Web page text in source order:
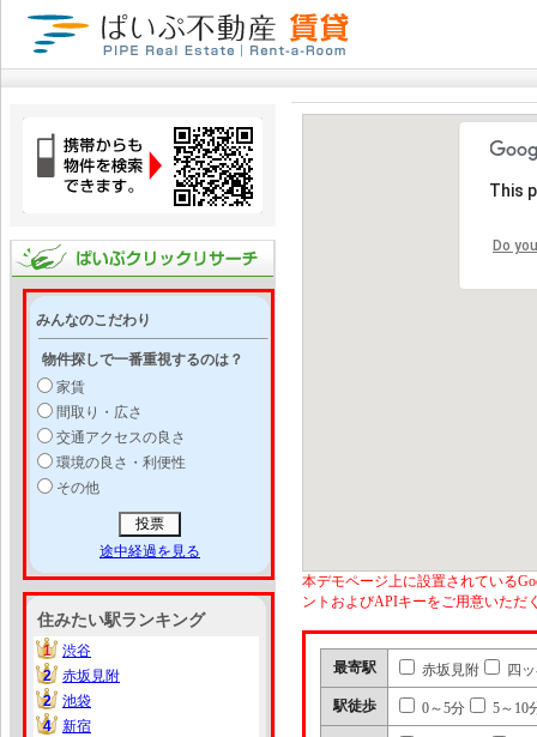
みんなのこだわり
物件探しで一番重視するのは？
家賃
間取り・広さ
交通アクセスの良さ
環境の良さ・利便性
その他
途中経過を見る
住みたい駅ランキング
1
1
渋谷
2
2
赤坂見附
2
2
池袋
4
4
新宿
This
Do
本デモページ上に設置されている
ントおよびAPIキーをご用意いただ
最寄駅 赤坂見附 四
駅徒歩 0～5分 5～10